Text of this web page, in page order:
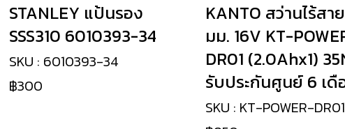
STANLEY แป้นรอง
SSS310 6010393-34
SKU : 6010393-34
฿300
KANTO สว่านไร้สา
มม. 16V KT-
DR01 (2.0Ahx1)
รับประกันศูนย์ 6 เดื
SKU : KT-POWER-DR01